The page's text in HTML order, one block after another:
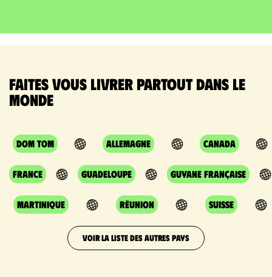
Faites vous livrer partout dans le
monde
DOM TOM Allemagne Canada
France Guadeloupe Guyane Française
Martinique Réunion Suisse
VOIR LA LISTE DES AUTRES PAYS